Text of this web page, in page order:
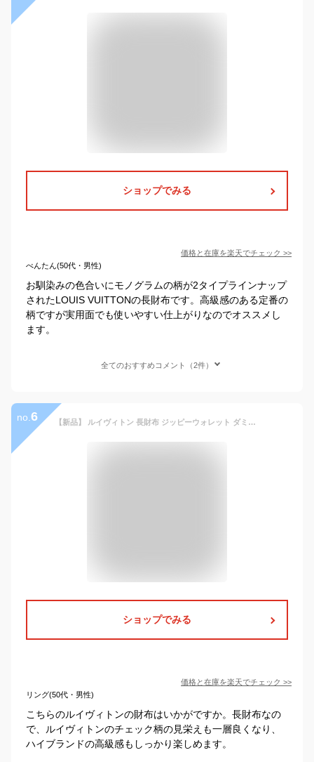
ショップでみる
価格と在庫を楽天でチェック >>
べんたん(50代・男性)
お馴染みの色合いにモノグラムの柄が2タイプラインナップ
されたLOUIS VUITTONの長財布です。高級感のある定番の
柄ですが実用面でも使いやすい仕上がりなのでオススメし
ます。
全てのおすすめコメント（2件）
no. 6 【新品】 ルイヴィトン 長財布 ジッピーウォレット ダミエ ブラウン ラウンドファスナー長財布 LOUIS VUITTON ルイ・ヴィトン ビトン ルイヴィトン 財布 メンズ レディース 長サイフ ピンク おしゃれ 大容量 カード12 ペア お揃い ブランド プレゼント
ショップでみる
価格と在庫を楽天でチェック >>
リング(50代・男性)
こちらのルイヴィトンの財布はいかがですか。長財布なの
で、ルイヴィトンのチェック柄の見栄えも一層良くなり、
ハイブランドの高級感もしっかり楽しめます。